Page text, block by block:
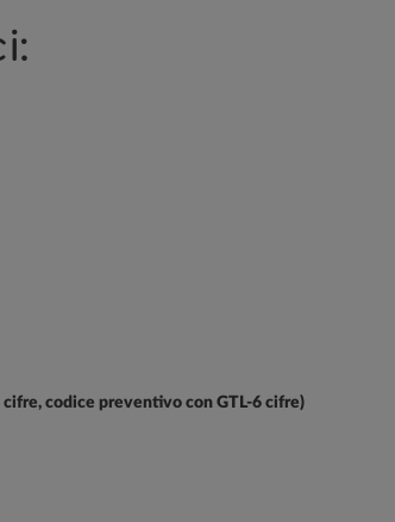
codice preventivo con GTL-6 cifre)